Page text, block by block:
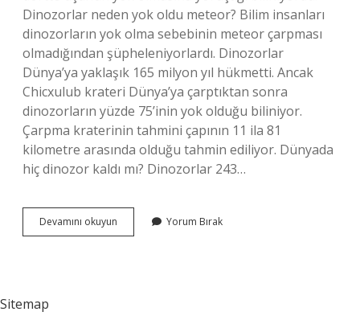
Dinozorlar neden yok oldu meteor? Bilim insanları
dinozorların yok olma sebebinin meteor çarpması
olmadığından şüpheleniyorlardı. Dinozorlar
Dünya’ya yaklaşık 165 milyon yıl hükmetti. Ancak
Chicxulub krateri Dünya’ya çarptıktan sonra
dinozorların yüzde 75’inin yok olduğu biliniyor.
Çarpma kraterinin tahmini çapının 11 ila 81
kilometre arasında olduğu tahmin ediliyor. Dünyada
hiç dinozor kaldı mı? Dinozorlar 243…
Devamını okuyun Uçabilen
Dinozorlar
Yorum Bırak
Sitemap